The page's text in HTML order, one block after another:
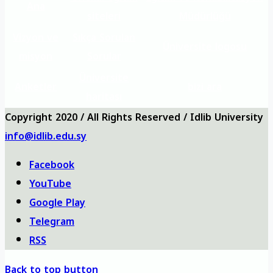
Copyright 2020 / All Rights Reserved / Idlib University
info@idlib.edu.sy
Facebook
YouTube
Google Play
Telegram
RSS